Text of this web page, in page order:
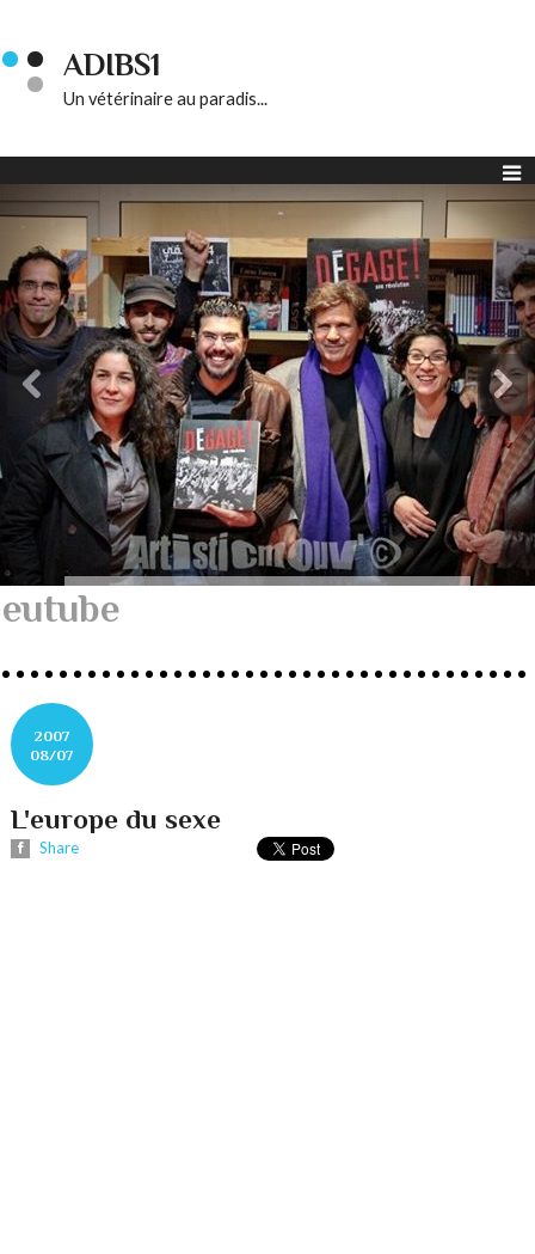
ADIBS1
Un vétérinaire au paradis...
eutube
2007
08/07
L'europe du sexe
Share